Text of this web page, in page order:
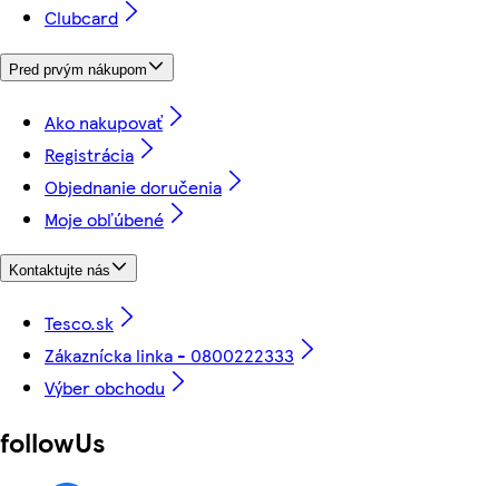
Clubcard
Pred prvým nákupom
Ako nakupovať
Registrácia
Objednanie doručenia
Moje obľúbené
Kontaktujte nás
Tesco.sk
Zákaznícka linka - 0800222333
Výber obchodu
followUs